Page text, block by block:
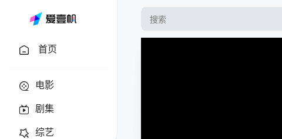
首页
电影
剧集
综艺